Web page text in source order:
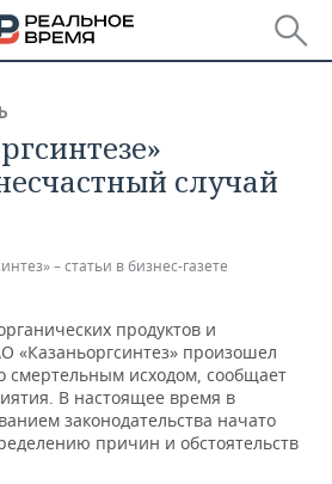
ПФО
случай
– статьи в бизнес-газете
продуктов и
«Казаньоргсинтез» произошел
смертельным исходом, сообщает
В настоящее время в
законодательства начато
причин и обстоятельств